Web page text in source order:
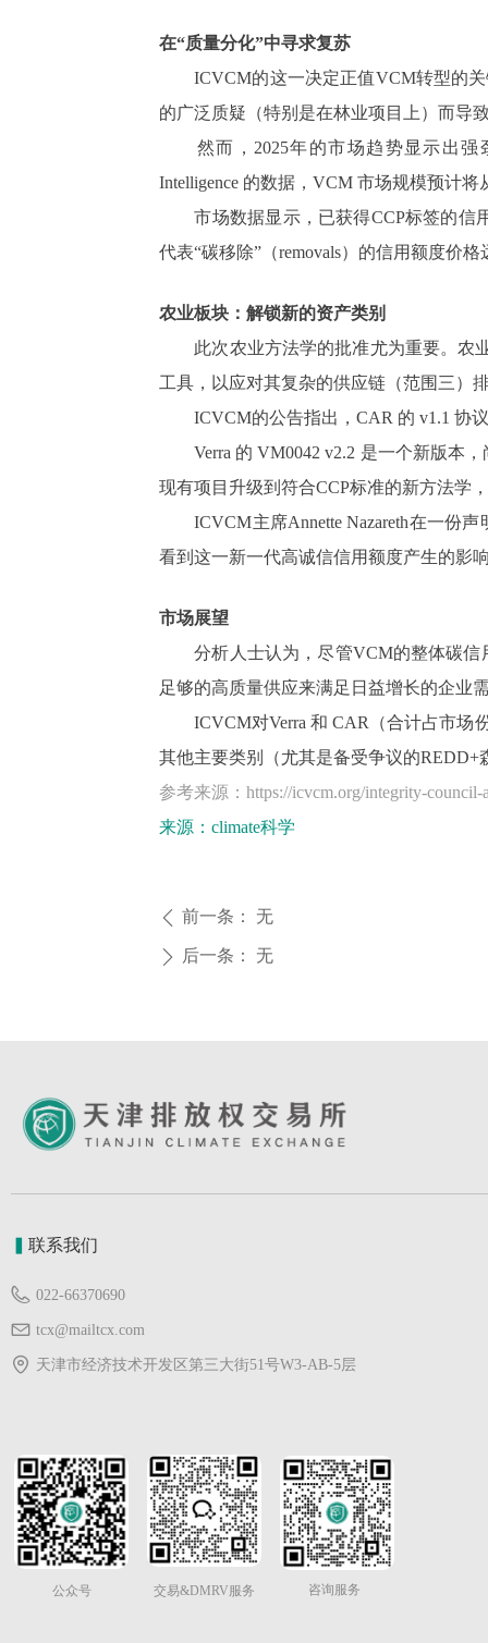
在“质量分化”中寻求复苏
ICVCM的这一决定正值VCM转型的关
的广泛质疑（特别是在林业项目上）而导
然而，2025年的市场趋势显示出强劲
Intelligence 的数据，VCM 市场规模预计
市场数据显示，已获得CCP标签的信用
代表“碳移除”（removals）的信用额度价
农业板块：解锁新的资产类别
此次农业方法学的批准尤为重要。农业
工具，以应对其复杂的供应链（范围三）
ICVCM的公告指出，CAR 的 v1.1 协议
Verra 的 VM0042 v2.2 是一个新版本
现有项目升级到符合CCP标准的新方法学
ICVCM主席Annette Nazareth在一份声
看到这一新一代高诚信信用额度产生的影
市场展望
分析人士认为，尽管VCM的整体碳信用
足够的高质量供应来满足日益增长的企业
ICVCM对Verra 和 CAR（合计占市场份
其他主要类别（尤其是备受争议的
参考来源：https://icvcm.org/integrity-council-
来源：climate科学
ꄴ 前一条： 无
ꄲ 后一条： 无
联系我们
022-66370690
tcx@mailtcx.com
天津市经济技术开发区第三大街51号W3-AB-5层
交易&DMRV服务
公众号 咨询服务